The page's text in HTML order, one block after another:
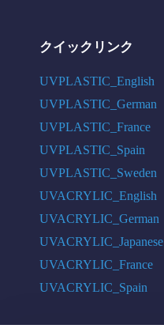
クイックリンク
UVPLASTIC_English
UVPLASTIC_German
UVPLASTIC_France
UVPLASTIC_Spain
UVPLASTIC_Sweden
UVACRYLIC_English
UVACRYLIC_German
UVACRYLIC_Japanese
UVACRYLIC_France
UVACRYLIC_Spain